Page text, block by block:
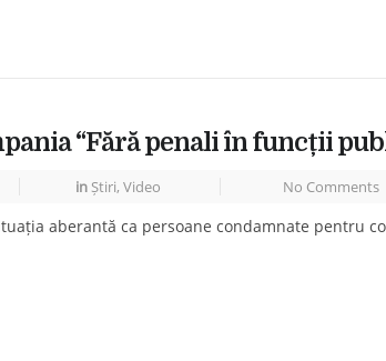
“Fără penali în funcții
in Știri, Video No Comments
aberantă ca persoane condamnate pentru